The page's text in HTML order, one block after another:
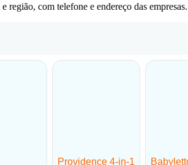
e região, com telefone e endereço das empresas.